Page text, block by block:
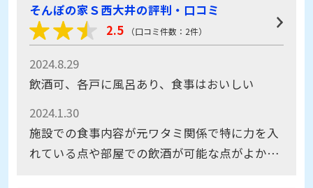
そんぽの家Ｓ西大井の評判・口コミ
2.5
（口コミ件数：2件）
2024.8.29
飲酒可、各戸に風呂あり、食事はおいしい
2024.1.30
施設での食事内容が元ワタミ関係で特に力を入
れている点や部屋での飲酒が可能な点がよかっ